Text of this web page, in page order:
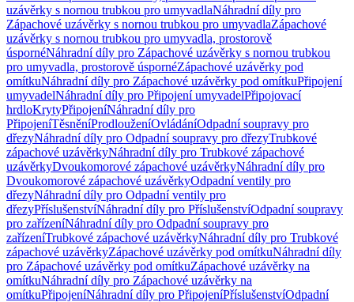
uzávěrky s nornou trubkou pro umyvadlaNáhradní díly pro
Zápachové uzávěrky s nornou trubkou pro umyvadlaZápachové
uzávěrky s nornou trubkou pro umyvadla, prostorově
úspornéNáhradní díly pro Zápachové uzávěrky s nornou trubkou
pro umyvadla, prostorově úspornéZápachové uzávěrky pod
omítkuNáhradní díly pro Zápachové uzávěrky pod omítkuPřipojení
umyvadelNáhradní díly pro Připojení umyvadelPřipojovací
hrdloKrytyPřipojeníNáhradní díly pro
PřipojeníTěsněníProdlouženíOvládáníOdpadní soupravy pro
dřezyNáhradní díly pro Odpadní soupravy pro dřezyTrubkové
zápachové uzávěrkyNáhradní díly pro Trubkové zápachové
uzávěrkyDvoukomorové zápachové uzávěrkyNáhradní díly pro
Dvoukomorové zápachové uzávěrkyOdpadní ventily pro
dřezyNáhradní díly pro Odpadní ventily pro
dřezyPříslušenstvíNáhradní díly pro PříslušenstvíOdpadní soupravy
pro zařízeníNáhradní díly pro Odpadní soupravy pro
zařízeníTrubkové zápachové uzávěrkyNáhradní díly pro Trubkové
zápachové uzávěrkyZápachové uzávěrky pod omítkuNáhradní díly
pro Zápachové uzávěrky pod omítkuZápachové uzávěrky na
omítkuNáhradní díly pro Zápachové uzávěrky na
omítkuPřipojeníNáhradní díly pro PřipojeníPříslušenstvíOdpadní